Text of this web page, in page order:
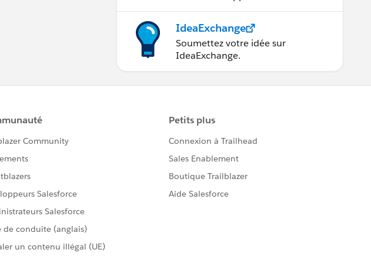
IdeaExchange
Soumettez votre idée sur
IdeaExchange.